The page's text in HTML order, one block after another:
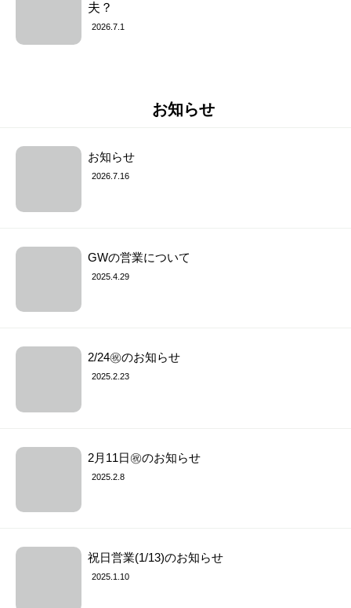
夫？
2026.7.1
お知らせ
お知らせ
2026.7.16
GWの営業について
2025.4.29
2/24㊗︎のお知らせ
2025.2.23
2月11日㊗︎のお知らせ
2025.2.8
祝日営業(1/13)のお知らせ
2025.1.10